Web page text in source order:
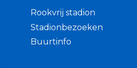
Rookvrij stadion
Stadionbezoeken
Buurtinfo